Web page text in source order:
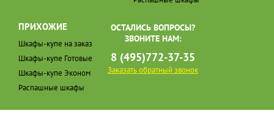
ПРИХОЖИЕ
Шкафы-купе на заказ
Шкафы-купе Готовые
Шкафы-купе Эконом
Распашные шкафы
ОСТАЛИСЬ ВОПРОСЫ?
ЗВОНИТЕ НАМ:
8 (495)772-37-35
Заказать обратный звонок